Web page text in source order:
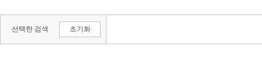
RTX 케이스
랙마운트
모니터 일체형
미니ITX(리틀밸리)
미니타워(LP)
선택한 검색 초기화